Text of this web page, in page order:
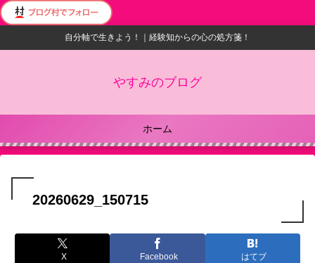
自分軸で生きよう！｜経験知からの心の処方箋！
やすみのブログ
ホーム
20260629_150715
X Facebook はてブ